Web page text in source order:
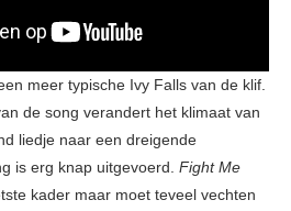
meer typische Ivy Falls van de klif.
de song verandert het klimaat van
liedje naar een dreigende
is erg knap uitgevoerd. Fight Me
kader maar moet teveel vechten